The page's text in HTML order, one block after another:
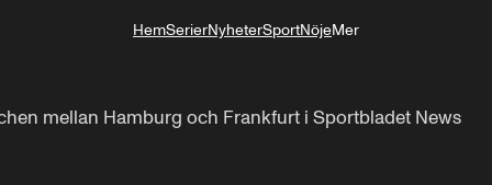
HemSerierNyheterSportNöjeMer
mellan Hamburg och Frankfurt i Sportbladet News